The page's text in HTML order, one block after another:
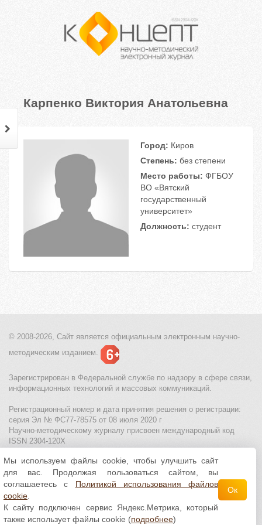
Карпенко Виктория Анатольевна
Город: Киров
Степень: без степени
Место работы: ФГБОУ
ВО «Вятский
государственный
университет»
Должность: студент
© 2008-2026, Сайт является официальным электронным научно-
методическим изданием.
Зарегистрирован в Федеральной службе по надзору в сфере связи,
информационных технологий и массовых коммуникаций.
Регистрационный номер и дата принятия решения о регистрации:
серия Эл № ФС77-78575 от 08 июля 2020 г
Научно-методическому журналу присвоен международный код
ISSN 2304-120X
МЦИТО|Школьные олимпиады и онлайн конкурсы для детей
Политика использования файлов cookie| Политика обработки и
защиты персональных данных
Все материалы доступны полицензии Creative
Commons С указанием авторства 4.0 Всемирная
Мы используем файлы cookie, чтобы улучшить сайт
для вас. Продолжая пользоваться сайтом, вы
соглашаетесь с Политикой использования файлов
cookie
К сайту подключен сервис Яндекс.Метрика, который
также использует файлы cookie (подробнее)
Ок